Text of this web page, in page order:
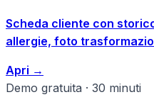
Scheda cliente con
allergie, foto
Apri →
Demo gratuita · 30 minuti